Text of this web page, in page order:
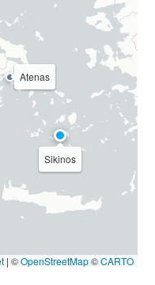
Sikinos
Atenas
| ©OpenStreetMap©CARTO